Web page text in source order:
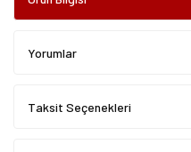
Yorumlar
Taksit Seçenekleri